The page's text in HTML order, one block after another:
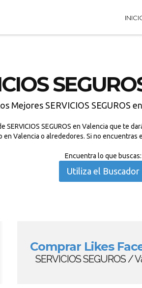
Mejores SERVICIOS SEGUROS en
SEGUROS en Valencia que te
en Valencia o alrededores. Si no
Encuentra lo que buscas:
Utiliza el Buscador
Comprar Likes
SERVICIOS SEGUROS /